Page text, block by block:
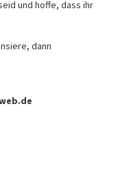
und hoffe, dass ihr
dann